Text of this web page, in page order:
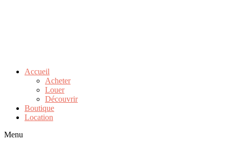
Accueil
Acheter
Louer
Découvrir
Boutique
Location
Menu